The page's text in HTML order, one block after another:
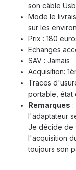
son câble
Mode le
sur les
Prix : 180
Echanges
SAV : Jamais
Acquisition:
Traces
portable, état
Remarques
l'adaptateur
Je décide de
l'acquisition
toujours son